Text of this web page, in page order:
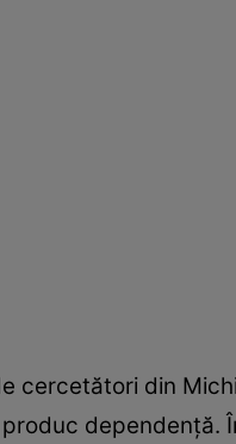
cercetători din
dependenţă.